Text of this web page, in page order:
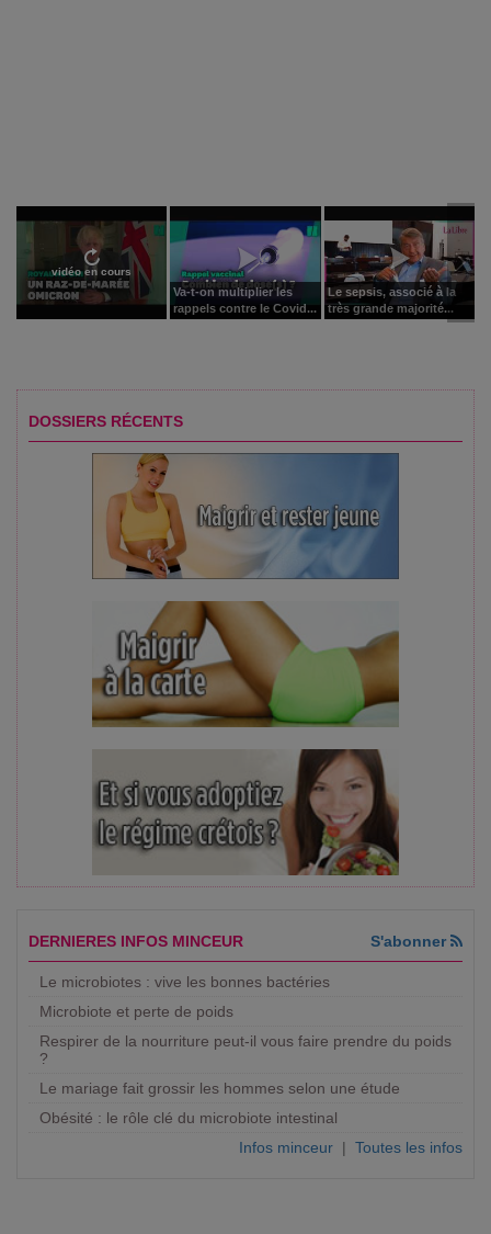
vidéo en cours
Va-t-on multiplier les
rappels contre le Covid...
Le sepsis, associé à la
très grande majorité...
DOSSIERS RÉCENTS
DERNIERES INFOS MINCEUR S'abonner
Le microbiotes : vive les bonnes bactéries
Microbiote et perte de poids
Respirer de la nourriture peut-il vous faire prendre du poids
?
Le mariage fait grossir les hommes selon une étude
Obésité : le rôle clé du microbiote intestinal
Infos minceur | Toutes les infos